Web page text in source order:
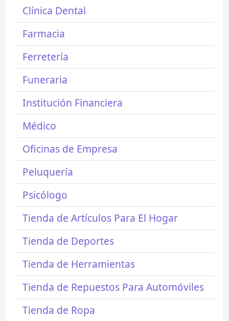
Clínica Dental
Farmacia
Ferretería
Funeraria
Institución Financiera
Médico
Oficinas de Empresa
Peluquería
Psicólogo
Tienda de Artículos Para El Hogar
Tienda de Deportes
Tienda de Herramientas
Tienda de Repuestos Para Automóviles
Tienda de Ropa